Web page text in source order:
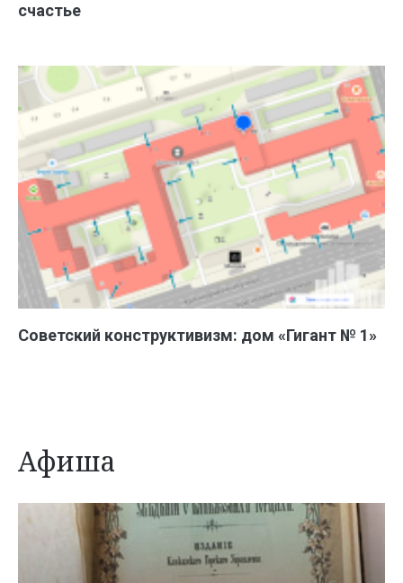
счастье
Советский конструктивизм: дом «Гигант № 1»
Афиша